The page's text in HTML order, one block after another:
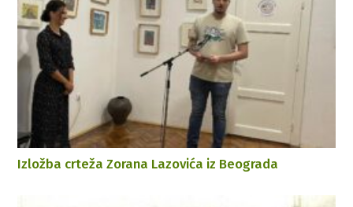
Izložba crteža Zorana Lazovića iz Beograda